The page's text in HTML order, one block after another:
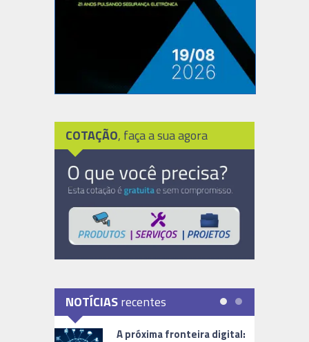
COTAÇÃO, faça a sua agora
NOTÍCIASrecentes
A próxima fronteira digital: